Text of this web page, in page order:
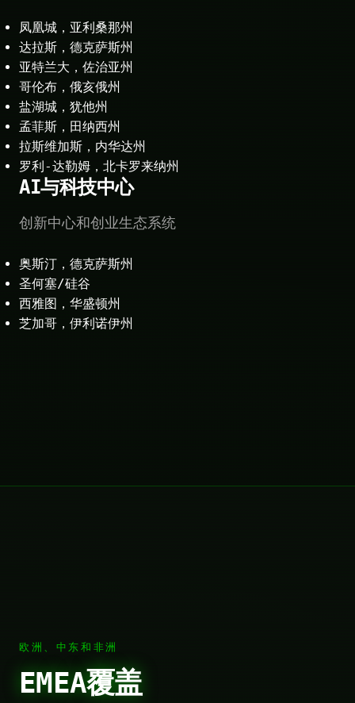
凤凰城，亚利桑那州
达拉斯，德克萨斯州
亚特兰大，佐治亚州
哥伦布，俄亥俄州
盐湖城，犹他州
孟菲斯，田纳西州
拉斯维加斯，内华达州
罗利-达勒姆，北卡罗来纳州
AI与科技中心
创新中心和创业生态系统
奥斯汀，德克萨斯州
圣何塞/硅谷
西雅图，华盛顿州
芝加哥，伊利诺伊州
欧洲、中东和非洲
EMEA覆盖